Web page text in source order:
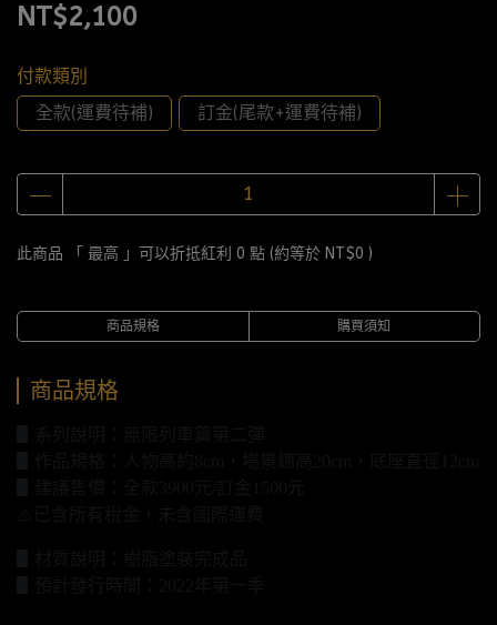
NT$2,100
付款類別
全款(運費待補)
訂金(尾款+運費待補)
此商品 「 最高 」可以折抵紅利 0 點 (約等於 NT$0 )
商品規格 購買須知
商品規格